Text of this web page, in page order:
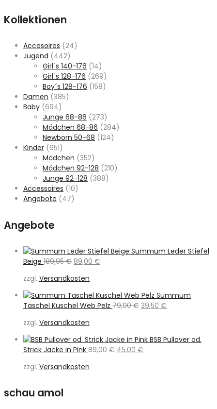
Kollektionen
Accesoires (24)
Jugend (442)
Girl´s 140-176 (14)
Girl´s 128-176 (269)
Boy´s 128-176 (158)
Damen (385)
Baby (694)
Junge 68-86 (273)
Mädchen 68-86 (284)
Newborn 50-68 (124)
Kinder (951)
Mädchen (352)
Mädchen 92-128 (210)
Junge 92-128 (388)
Accessoires (10)
Angebote (47)
Angebote
Summum Leder Stiefel
Beige 189,95€ Ursprünglicher
war:
189,95 €
89,00 €
89,00 €.
zzgl. Versandkosten
Summum
Taschel Kuschel Web Pelz 79,00€ Ursprünglicher
79,00 €
39,50 €
39,50 €.
zzgl. Versandkosten
BSB Pullover od.
Strick Jacke in Pink 89,00€ Ursprünglicher
45,00 €
zzgl. Versandkosten
schau amol